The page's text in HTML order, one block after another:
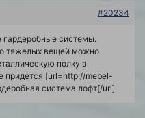
#20234
гардеробные системы.
тяжелых вещей можно
полку в
придется [url=http://mebel-
система лофт[/url]